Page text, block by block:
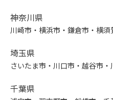
神奈川県
川崎市・横浜市・鎌倉市・横須
埼玉県
さいたま市・川口市・越谷市・
千葉県